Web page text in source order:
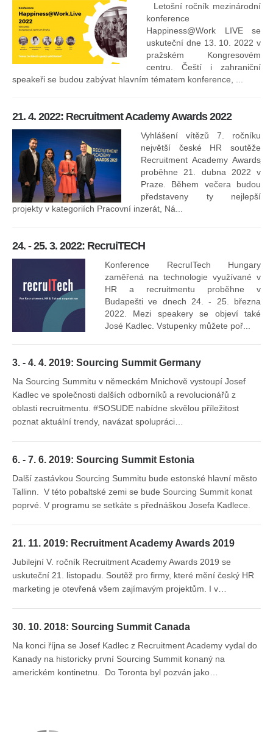
Letošní ročník mezinárodní
konference
Happiness@Work LIVE se
uskuteční dne 13. 10. 2022 v
pražském Kongresovém
centru. Čeští i zahraniční
speakeři se budou zabývat hlavním tématem konference, ...
21. 4. 2022: Recruitment Academy Awards 2022
Vyhlášení vítězů 7. ročníku
největší české HR soutěže
Recruitment Academy Awards
proběhne 21. dubna 2022 v
Praze. Během večera budou
představeny ty nejlepší
projekty v kategoriích Pracovní inzerát, Ná...
24. - 25. 3. 2022: RecruiTECH
Konference RecruITech Hungary
zaměřená na technologie využívané v
HR a recruitmentu proběhne v
Budapešti ve dnech 24. - 25. března
2022. Mezi speakery se objeví také
José Kadlec. Vstupenky můžete poř...
3. - 4. 4. 2019: Sourcing Summit Germany
Na Sourcing Summitu v německém Mnichově vystoupí Josef
Kadlec ve společnosti dalších odborníků a revolucionářů z
oblasti recruitmentu. #SOSUDE nabídne skvělou příležitost
poznat aktuální trendy, navázat spolupráci…
6. - 7. 6. 2019: Sourcing Summit Estonia
Další zastávkou Sourcing Summitu bude estonské hlavní město
Tallinn. V této pobaltské zemi se bude Sourcing Summit konat
poprvé. V programu se setkáte s přednáškou Josefa Kadlece.
21. 11. 2019: Recruitment Academy Awards 2019
Jubilejní V. ročník Recruitment Academy Awards 2019 se
uskuteční 21. listopadu. Soutěž pro firmy, které mění český HR
marketing je otevřená všem zajímavým projektům. I v…
30. 10. 2018: Sourcing Summit Canada
Na konci října se Josef Kadlec z Recruitment Academy vydal do
Kanady na historicky první Sourcing Summit konaný na
americkém kontinetnu. Do Toronta byl pozván jako…